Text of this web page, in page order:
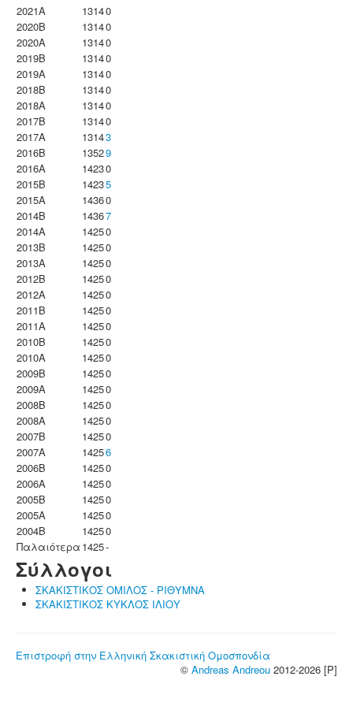
2021A
13140
2020B
13140
2020A
13140
2019B
13140
2019A
13140
2018B
13140
2018A
13140
2017B
13140
2017A
13143
2016B
13529
2016A
14230
2015B
14235
2015A
14360
2014B
14367
2014A
14250
2013B
14250
2013A
14250
2012B
14250
2012A
14250
2011B
14250
2011A
14250
2010B
14250
2010A
14250
2009B
14250
2009A
14250
2008B
14250
2008A
14250
2007B
14250
2007A
14256
2006B
14250
2006A
14250
2005B
14250
2005A
14250
2004B
14250
Παλαιότερα 1425-
Σύλλογοι
ΣΚΑΚΙΣΤΙΚΟΣ ΟΜΙΛΟΣ - ΡΙΘΥΜΝΑ
ΣΚΑΚΙΣΤΙΚΟΣ ΚΥΚΛΟΣ ΙΛΙΟΥ
Επιστροφή στην Ελληνική Σκακιστική Ομοσπονδία
© Andreas Andreou 2012-2026 [P]